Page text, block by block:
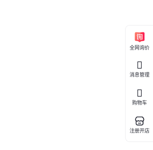
全网询价
消息管理
购物车
注册开店